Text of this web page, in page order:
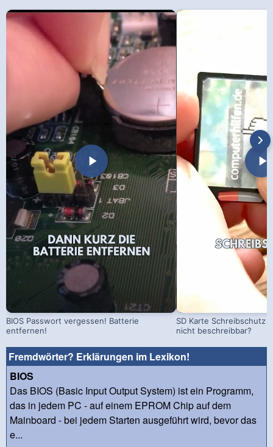
BIOS Passwort vergessen! Batterie
entfernen!
SD Karte Schreibschutz
nicht beschreibbar?
Fremdwörter? Erklärungen im Lexikon!
BIOS
Das BIOS (Basic Input Output System) ist ein Programm,
das in jedem PC - auf einem EPROM Chip auf dem
Mainboard - bei jedem Starten ausgeführt wird, bevor das
e...